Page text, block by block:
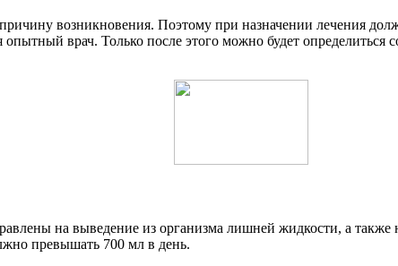
возникновения. Поэтому при назначении лечения
врач. Только после этого можно будет
на выведение из организма лишней жидкости, а также
превышать 700 мл в день.